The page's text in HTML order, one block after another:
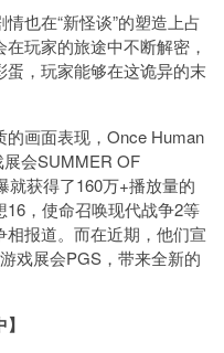
也在“新怪谈”的塑造上占
玩家的旅途中不断解密，
，玩家能够在这诡异的末
画面表现，Once Human
会SUMMER OF
就获得了160万+播放量的
，使命召唤现代战争2等
报道。而在近期，他们宣
戏展会PGS，带来全新的